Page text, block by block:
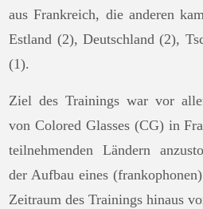
aus Frankreich, die anderen
Estland (2), Deutschland (2),
(1).
Ziel des Trainings war vor
von Colored Glasses (CG) in
teilnehmenden Ländern
der Aufbau eines
Zeitraum des Trainings hinaus